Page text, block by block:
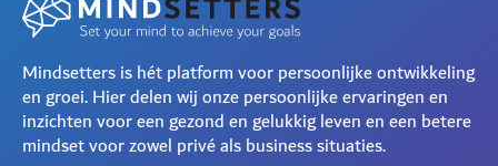
Mindsetters is hét platform voor persoonlijke ontwikkeling
en groei. Hier delen wij onze persoonlijke ervaringen en
inzichten voor een gezond en gelukkig leven en een betere
mindset voor zowel privé als business situaties.